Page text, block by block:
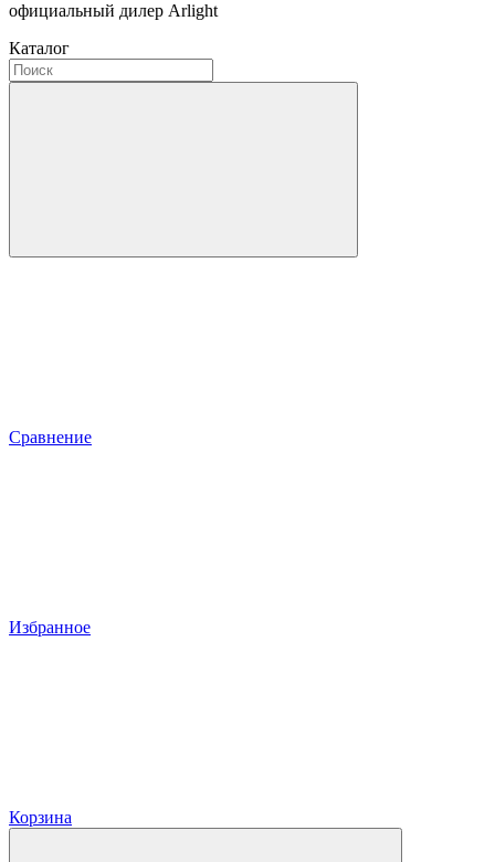
официальный дилер Arlight
Каталог
Сравнение
Избранное
Корзина